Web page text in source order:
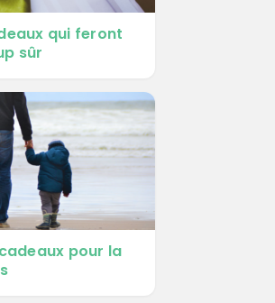
qui feront
sûr
pour la